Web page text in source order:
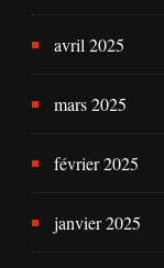
avril 2025
mars 2025
février 2025
janvier 2025